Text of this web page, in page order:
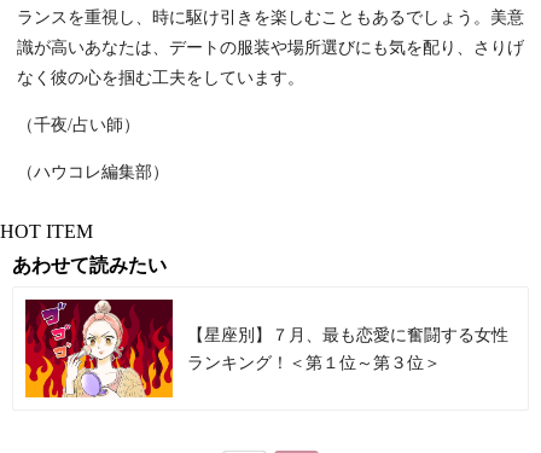
ランスを重視し、時に駆け引きを楽しむこともあるでしょう。美意
識が高いあなたは、デートの服装や場所選びにも気を配り、さりげ
なく彼の心を掴む工夫をしています。
（千夜/占い師）
（ハウコレ編集部）
HOT ITEM
あわせて読みたい
【星座別】７月、最も恋愛に奮闘する女性
ランキング！＜第１位～第３位＞